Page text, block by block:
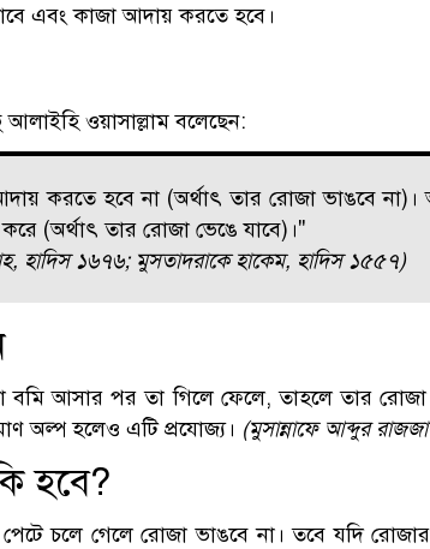
এবং কাজা আদায় করতে হবে।
আলাইহি ওয়াসাল্লাম বলেছেন:
করতে হবে না (অর্থাৎ তার রোজা ভাঙবে
(অর্থাৎ তার রোজা ভেঙে যাবে)।"
হাদিস ১৬৭৬; মুসতাদরাকে হাকেম, হাদিস ১৫৫৭)
বমি আসার পর তা গিলে ফেলে, তাহলে তার রোজা
অল্প হলেও এটি প্রযোজ্য। (মুসান্নাফে আব্দুর
হবে?
চলে গেলে রোজা ভাঙবে না। তবে যদি